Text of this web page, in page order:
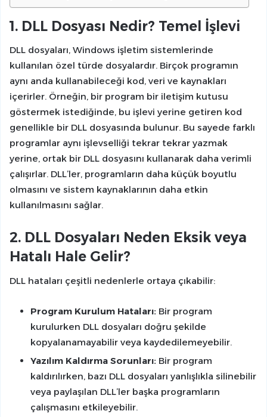
1. DLL Dosyası Nedir? Temel İşlevi
DLL dosyaları, Windows işletim sistemlerinde
kullanılan özel türde dosyalardır. Birçok programın
aynı anda kullanabileceği kod, veri ve kaynakları
içerirler. Örneğin, bir program bir iletişim kutusu
göstermek istediğinde, bu işlevi yerine getiren kod
genellikle bir DLL dosyasında bulunur. Bu sayede farklı
programlar aynı işlevselliği tekrar tekrar yazmak
yerine, ortak bir DLL dosyasını kullanarak daha verimli
çalışırlar. DLL’ler, programların daha küçük boyutlu
olmasını ve sistem kaynaklarının daha etkin
kullanılmasını sağlar.
2. DLL Dosyaları Neden Eksik veya
Hatalı Hale Gelir?
DLL hataları çeşitli nedenlerle ortaya çıkabilir:
Program Kurulum Hataları: Bir program
kurulurken DLL dosyaları doğru şekilde
kopyalanamayabilir veya kaydedilemeyebilir.
Yazılım Kaldırma Sorunları: Bir program
kaldırılırken, bazı DLL dosyaları yanlışlıkla silinebilir
veya paylaşılan DLL’ler başka programların
çalışmasını etkileyebilir.